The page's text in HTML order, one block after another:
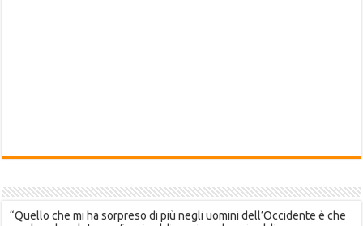
“Quello che mi ha sorpreso di più negli uomini dell’Occidente è che